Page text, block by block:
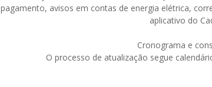
pagamento, avisos em contas de energia elétrica,
aplicativo do
Cronograma e
O processo de atualização segue